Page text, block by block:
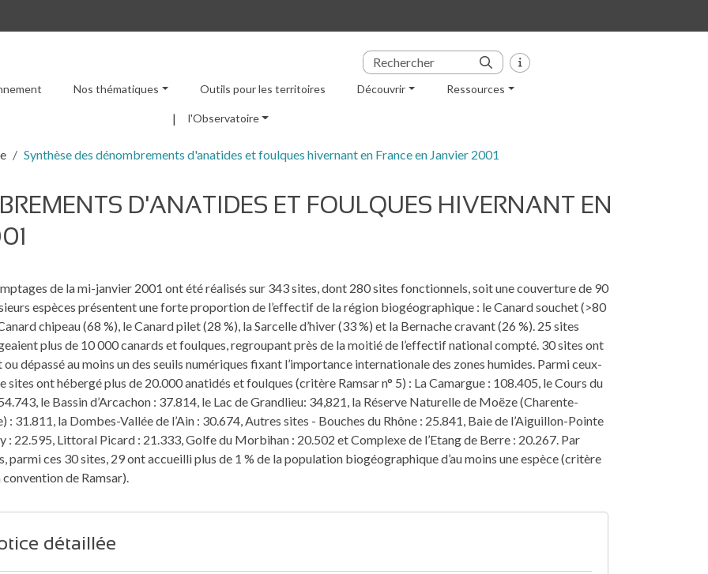
Menu principal
Nos thématiques Outils pour les territoires Découvrir Ressources
l'Observatoire
Synthèse des dénombrements d'anatides et foulques hivernant en France en Janvier 2001
D'ANATIDES ET FOULQUES HIVERNANT EN
de la mi-janvier 2001 ont été réalisés sur 343 sites, dont 280 sites fonctionnels, soit une couverture de 90
espèces présentent une forte proportion de l’effectif de la région biogéographique : le Canard souchet (>80
chipeau (68 %), le Canard pilet (28 %), la Sarcelle d’hiver (33 %) et la Bernache cravant (26 %). 25 sites
plus de 10 000 canards et foulques, regroupant près de la moitié de l’effectif national compté. 30 sites ont
dépassé au moins un des seuils numériques fixant l’importance internationale des zones humides. Parmi ceux-
sites ont hébergé plus de 20.000 anatidés et foulques (critère Ramsar n° 5) : La Camargue : 108.405, le Cours du
le Bassin d’Arcachon : 37.814, le Lac de Grandlieu: 34,821, la Réserve Naturelle de Moëze (Charente-
: 31.811, la Dombes-Vallée de l’Ain : 30.674, Autres sites - Bouches du Rhône : 25.841, Baie de l’Aiguillon-Pointe
: 22.595, Littoral Picard : 21.333, Golfe du Morbihan : 20.502 et Complexe de l’Etang de Berre : 20.267. Par
parmi ces 30 sites, 29 ont accueilli plus de 1 % de la population biogéographique d’au moins une espèce (critère
convention de Ramsar).
détaillée